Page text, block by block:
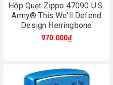
Hộp Quẹt Zippo 47090 U.S.
Army® This We'll Defend
Design Herringbone
Sweep
970.000₫